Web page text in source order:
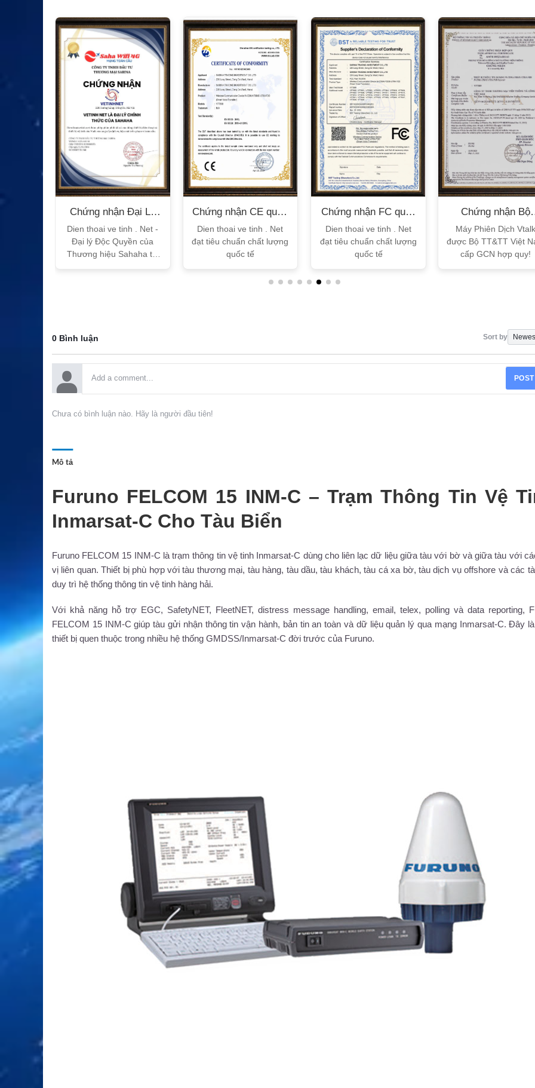
Chứng nhận Đại Lý
Sahaha
Dien thoai ve tinh . Net -
Đại lý Độc Quyền của
Thương hiệu Sahaha tại
Chứng nhận CE quốc
tế
Dien thoai ve tinh . Net
đạt tiêu chuẩn chất lượng
quốc tế
Chứng nhận FC quốc
tế
Dien thoai ve tinh . Net
đạt tiêu chuẩn chất lượng
quốc tế
Chứng nhận Bộ
TT&TT
Máy Phiên Dịch
được Bộ TT&TT Việt
cấp GCN hợp quy!
0 Bình luận Sort by
POST
Chưa có bình luận nào. Hãy là người đầu tiên!
Mô tả
Furuno FELCOM 15 INM-C – Trạm Thông Tin Vệ
Inmarsat-C Cho Tàu Biển
Furuno FELCOM 15 INM-C là trạm thông tin vệ tinh Inmarsat-C dùng cho liên lạc dữ liệu giữa tàu với bờ và giữa tàu với
vị liên quan. Thiết bị phù hợp với tàu thương mại, tàu hàng, tàu dầu, tàu khách, tàu cá xa bờ, tàu dịch vụ offshore và các
duy trì hệ thống thông tin vệ tinh hàng hải.
Với khả năng hỗ trợ EGC, SafetyNET, FleetNET, distress message handling, email, telex, polling và data reporting,
FELCOM 15 INM-C giúp tàu gửi nhận thông tin vận hành, bản tin an toàn và dữ liệu quản lý qua mạng Inmarsat-C. Đây
thiết bị quen thuộc trong nhiều hệ thống GMDSS/Inmarsat-C đời trước của Furuno.